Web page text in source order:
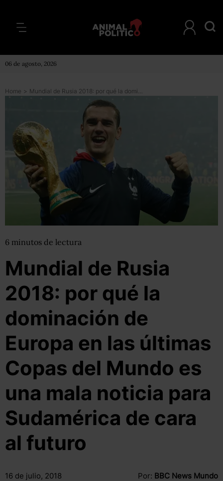
06 de agosto, 2026
Home > Mundial de Rusia 2018: por qué la dominación de Europa en las últimas Copas del Mundo es una mala noticia para Sudamérica de cara al futuro
6 minutos de lectura
Mundial de Rusia
2018: por qué la
dominación de
Europa en las últimas
Copas del Mundo es
una mala noticia para
Sudamérica de cara
al futuro
16 de julio, 2018 Por: BBC News Mundo